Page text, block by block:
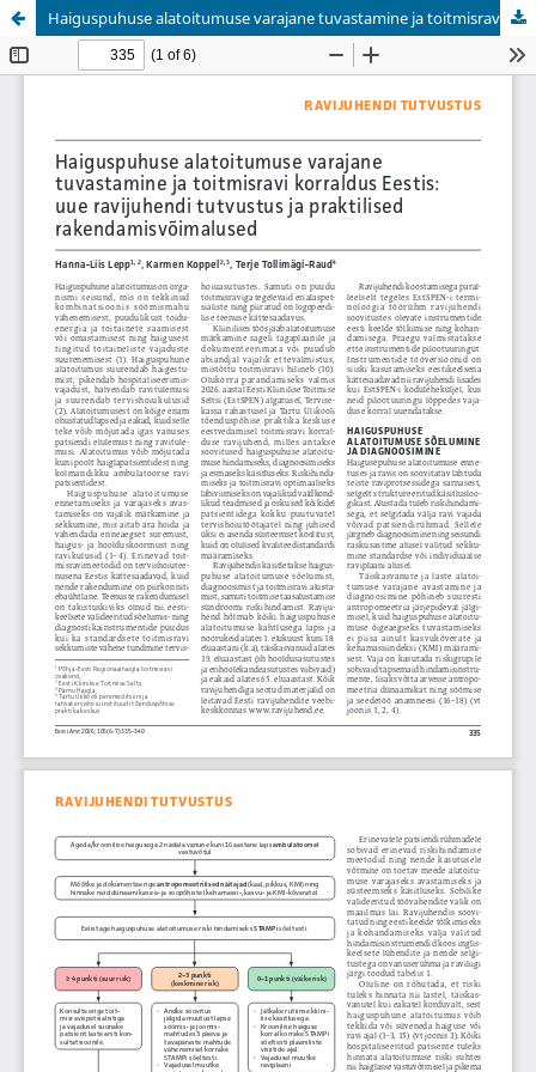
Haiguspuhuse alatoitumuse varajane tuvastamine ja toitmisravi korraldus Eestis: uue ravijuhendi tutvustus ja praktilised rakendamisvõimalused